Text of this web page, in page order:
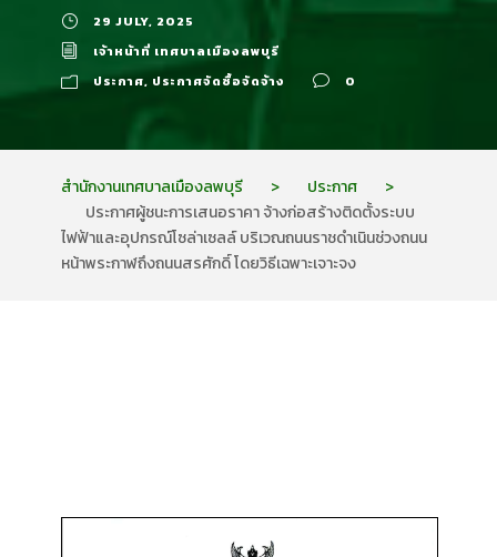
29 JULY, 2025
เจ้าหน้าที่ เทศบาลเมืองลพบุรี
ประกาศ, ประกาศจัดซื้อจัดจ้าง 0
สำนักงานเทศบาลเมืองลพบุรี > ประกาศ
>
ประกาศผู้ชนะการเสนอราคา จ้างก่อสร้างติดตั้งระบบ
ไฟฟ้าและอุปกรณ์โซล่าเซลล์ บริเวณถนนราชดำเนินช่วงถนน
หน้าพระกาฬถึงถนนสรศักดิ์ โดยวิธีเฉพาะเจาะจง